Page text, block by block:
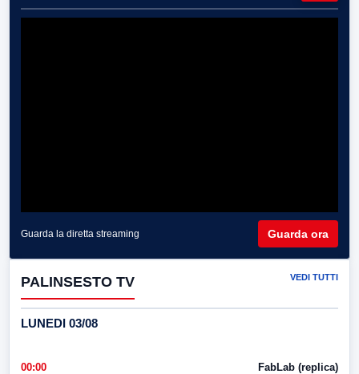
Guarda la diretta streaming Guarda ora
PALINSESTO TV VEDI TUTTI
LUNEDI 03/08
00:00 FabLab (replica)